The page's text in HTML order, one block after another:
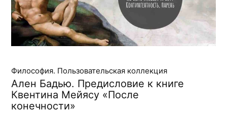
Философия. Пользовательская коллекция
Ален Бадью. Предисловие к книге
Квентина Мейясу «После
конечности»